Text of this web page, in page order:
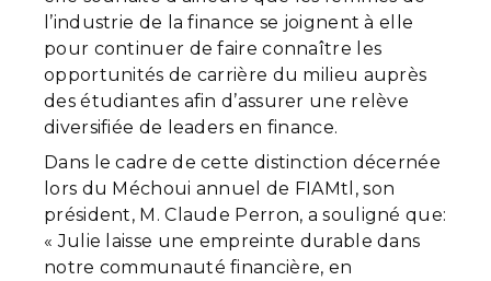
l’industrie de la finance se joignent à elle
pour continuer de faire connaître les
opportunités de carrière du milieu auprès
des étudiantes afin d’assurer une relève
diversifiée de leaders en finance.
Dans le cadre de cette distinction décernée
lors du Méchoui annuel de FIAMtl, son
président, M. Claude Perron, a souligné que:
« Julie laisse une empreinte durable dans
notre communauté financière, en